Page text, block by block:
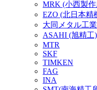
MRK (小西製
EZO (北日本精
大同メタル工業
ASAHI (旭精工)
MTR
SKF
TIMKEN
FAG
INA